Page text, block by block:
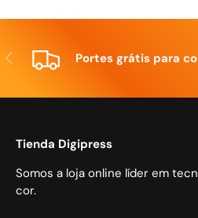
Anterior Portes grátis para
Tienda Digipress
Somos a loja online líder em
cor.